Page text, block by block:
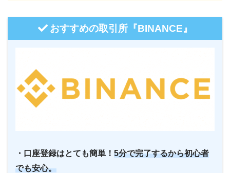
おすすめの取引所『BINANCE』
・口座登録はとても簡単！ 5分で完了するから初心者
でも安心。